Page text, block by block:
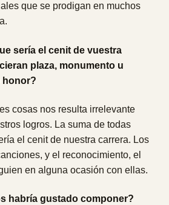
que se prodigan en muchos
sería el cenit de vuestra
plaza, monumento u
honor?
cosas nos resulta irrelevante
logros. La suma de todas
el cenit de nuestra carrera. Los
y el reconocimiento, el
en alguna ocasión con ellas.
habría gustado componer?